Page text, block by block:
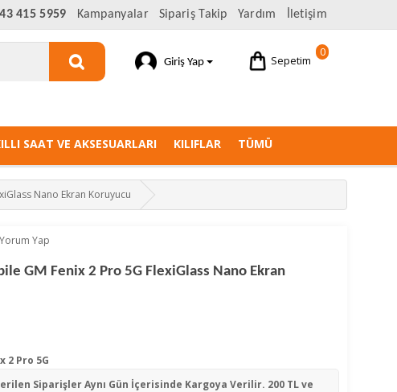
415 5959 Kampanyalar Sipariş Takip Yardım İletişim
0
Sepetim
Giriş Yap
SAAT VE AKSESUARLARI KILIFLAR TÜMÜ
Nano Ekran Koruyucu
Yorum Yap
GM Fenix 2 Pro 5G FlexiGlass Nano Ekran
2 Pro 5G
SiparişlerAynı Gün İçerisinde Kargoya Verilir. 200 TL ve